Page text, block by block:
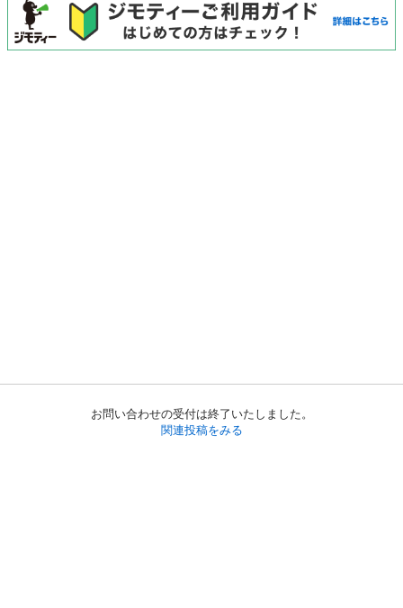
お問い合わせの受付は終了いたしました。
関連投稿をみる